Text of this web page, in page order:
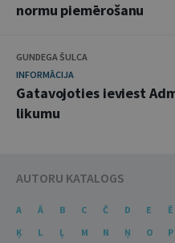
normu piemērošanu
GUNDEGA ŠULCA
INFORMĀCIJA
Gatavojoties ieviest
likumu
AUTORU KATALOGS
A Ā B C Č D E Ē
Ķ
L Ļ M N Ņ O P